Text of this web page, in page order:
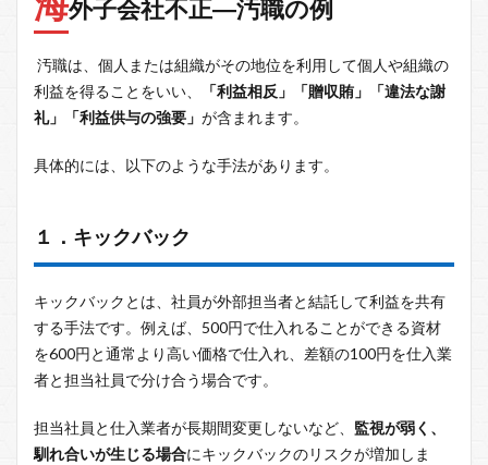
外子会社不正―汚職の例
汚職は、個人または組織がその地位を利用して個人や組織の
利益を得ることをいい、
「利益相反」「贈収賄」「違法な謝
礼」「利益供与の強要」 が含まれます。
具体的には、以下のような手法があります。
１．キックバック
キックバックとは、社員が外部担当者と結託して利益を共有
する手法です。例えば、500円で仕入れることができる資材
を600円と通常より高い価格で仕入れ、差額の100円を仕入業
者と担当社員で分け合う場合です。
担当社員と仕入業者が長期間変更しないなど、 監視が弱く、
馴れ合いが生じる場合にキックバックのリスクが増加しま